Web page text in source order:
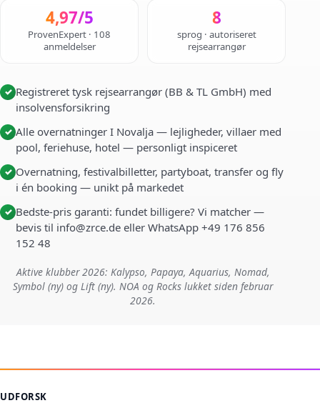
4,97/5
ProvenExpert · 108
anmeldelser
8
sprog · autoriseret
rejsearrangør
✓ Registreret tysk rejsearrangør (BB & TL GmbH) med
insolvensforsikring
✓ Alle overnatninger I Novalja — lejligheder, villaer med
pool, feriehuse, hotel — personligt inspiceret
✓ Overnatning, festivalbilletter, partyboat, transfer og fly
i én booking — unikt på markedet
✓ Bedste-pris garanti: fundet billigere? Vi matcher —
bevis til info@zrce.de eller WhatsApp +49 176 856
152 48
Aktive klubber 2026: Kalypso, Papaya, Aquarius, Nomad,
Symbol (ny) og Lift (ny). NOA og Rocks lukket siden februar
2026.
UDFORSK